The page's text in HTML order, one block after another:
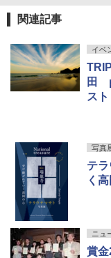
関連記事
イベ
田
スト
写真
テ
く高
ニュ
賞